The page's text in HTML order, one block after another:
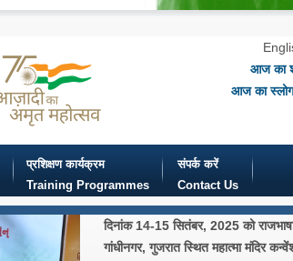
आज का
आज का
प्रशिक्षण कार्यक्रम
Training Programmes
संपर्क करें
Contact Us
दिनांक 14-15 सितंबर, 2025 को राजभाषा
गांधीनगर, गुजरात स्थित महात्मा मंदिर